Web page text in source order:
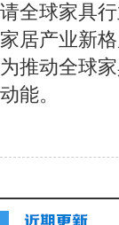
请全球家具
家居产业新
为推动全球
动能。